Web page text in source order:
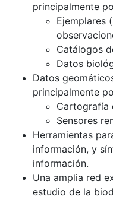
principalmente
Ejemplares
Catálogos
Datos
Datos
principalmente
Cartografía
Sensores
Herramientas
información, y
información.
Una amplia red
estudio de la